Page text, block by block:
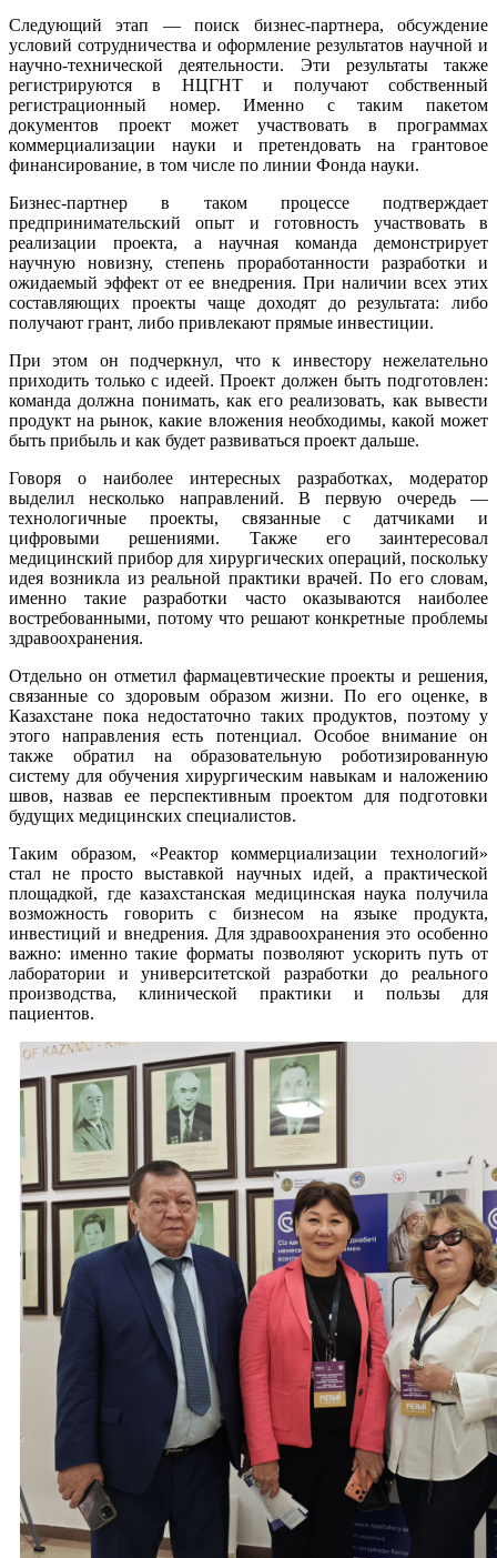
Следующий этап — поиск бизнес-партнера, обсуждение
условий сотрудничества и оформление результатов научной и
научно-технической деятельности. Эти результаты также
регистрируются в НЦГНТ и получают собственный
регистрационный номер. Именно с таким пакетом
документов проект может участвовать в программах
коммерциализации науки и претендовать на грантовое
финансирование, в том числе по линии Фонда науки.
Бизнес-партнер в таком процессе подтверждает
предпринимательский опыт и готовность участвовать в
реализации проекта, а научная команда демонстрирует
научную новизну, степень проработанности разработки и
ожидаемый эффект от ее внедрения. При наличии всех этих
составляющих проекты чаще доходят до результата: либо
получают грант, либо привлекают прямые инвестиции.
При этом он подчеркнул, что к инвестору нежелательно
приходить только с идеей. Проект должен быть подготовлен:
команда должна понимать, как его реализовать, как вывести
продукт на рынок, какие вложения необходимы, какой может
быть прибыль и как будет развиваться проект дальше.
Говоря о наиболее интересных разработках, модератор
выделил несколько направлений. В первую очередь —
технологичные проекты, связанные с датчиками и
цифровыми решениями. Также его заинтересовал
медицинский прибор для хирургических операций, поскольку
идея возникла из реальной практики врачей. По его словам,
именно такие разработки часто оказываются наиболее
востребованными, потому что решают конкретные проблемы
здравоохранения.
Отдельно он отметил фармацевтические проекты и решения,
связанные со здоровым образом жизни. По его оценке, в
Казахстане пока недостаточно таких продуктов, поэтому у
этого направления есть потенциал. Особое внимание он
также обратил на образовательную роботизированную
систему для обучения хирургическим навыкам и наложению
швов, назвав ее перспективным проектом для подготовки
будущих медицинских специалистов.
Таким образом, «Реактор коммерциализации технологий»
стал не просто выставкой научных идей, а практической
площадкой, где казахстанская медицинская наука получила
возможность говорить с бизнесом на языке продукта,
инвестиций и внедрения. Для здравоохранения это особенно
важно: именно такие форматы позволяют ускорить путь от
лаборатории и университетской разработки до реального
производства, клинической практики и пользы для
пациентов.